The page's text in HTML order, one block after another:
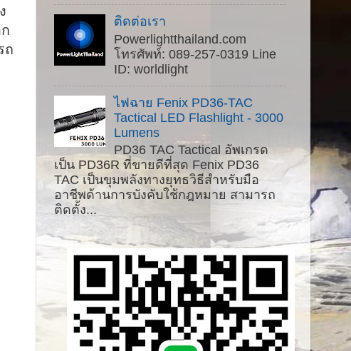
ถ
ติดต่อเรา
Powerlightthailand.com
โทรศัพท์: 089-257-0319 Line
ID: worldlight
ไฟฉาย Fenix ​​PD36-TAC
Tactical LED Flashlight - 3000
Lumens
PD36 TAC Tactical อัพเกรด
เป็น PD36R ที่ขายดีที่สุด Fenix ​​PD36
TAC เป็นขุมพลังทางยุทธวิธีสำหรับมือ
อาชีพด้านการบังคับใช้กฎหมาย สามารถ
ติดตั้ง...